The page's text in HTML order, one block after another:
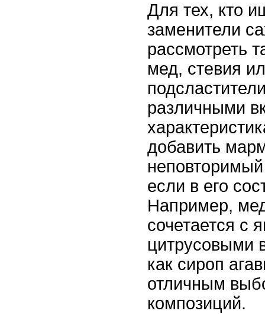
Для тех, кто
заменители
рассмотреть
мед, стевия
различными
добавить
если в его
Например,
сочетается с
цитрусовыми
как сироп
отличным
композиций.